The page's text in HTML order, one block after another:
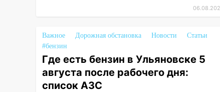
06:00
Четыре года борьбы:
ульяновские юристы помогли
женщине засудить УК за
плесень на стенах
05:00 Кому 6 августа звезды
Важное Дорожная обстановка Новости
Статьи
#бензин
Где есть бензин в Ульяновске 5
августа после рабочего дня:
список АЗС